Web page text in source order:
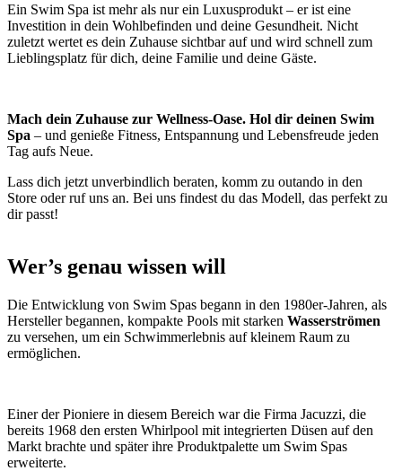
Ein Swim Spa ist mehr als nur ein Luxusprodukt – er ist eine
Investition in dein Wohlbefinden und deine Gesundheit. Nicht
zuletzt wertet es dein Zuhause sichtbar auf und wird schnell zum
Lieblingsplatz für dich, deine Familie und deine Gäste.
Mach dein Zuhause zur Wellness-Oase. Hol dir deinen Swim
Spa – und genieße Fitness, Entspannung und Lebensfreude jeden
Tag aufs Neue.
Lass dich jetzt unverbindlich beraten, komm zu outando in den
Store oder ruf uns an. Bei uns findest du das Modell, das perfekt zu
dir passt!
Wer’s genau wissen will
Die Entwicklung von Swim Spas begann in den 1980er-Jahren, als
Hersteller begannen, kompakte Pools mit starken Wasserströmen
zu versehen, um ein Schwimmerlebnis auf kleinem Raum zu
ermöglichen.
Einer der Pioniere in diesem Bereich war die Firma Jacuzzi, die
bereits 1968 den ersten Whirlpool mit integrierten Düsen auf den
Markt brachte und später ihre Produktpalette um Swim Spas
erweiterte.